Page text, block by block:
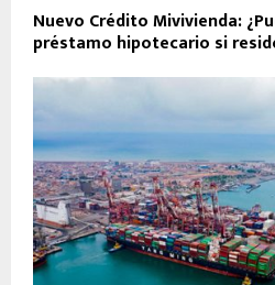
Nuevo Crédito Mivivienda:
préstamo hipotecario si